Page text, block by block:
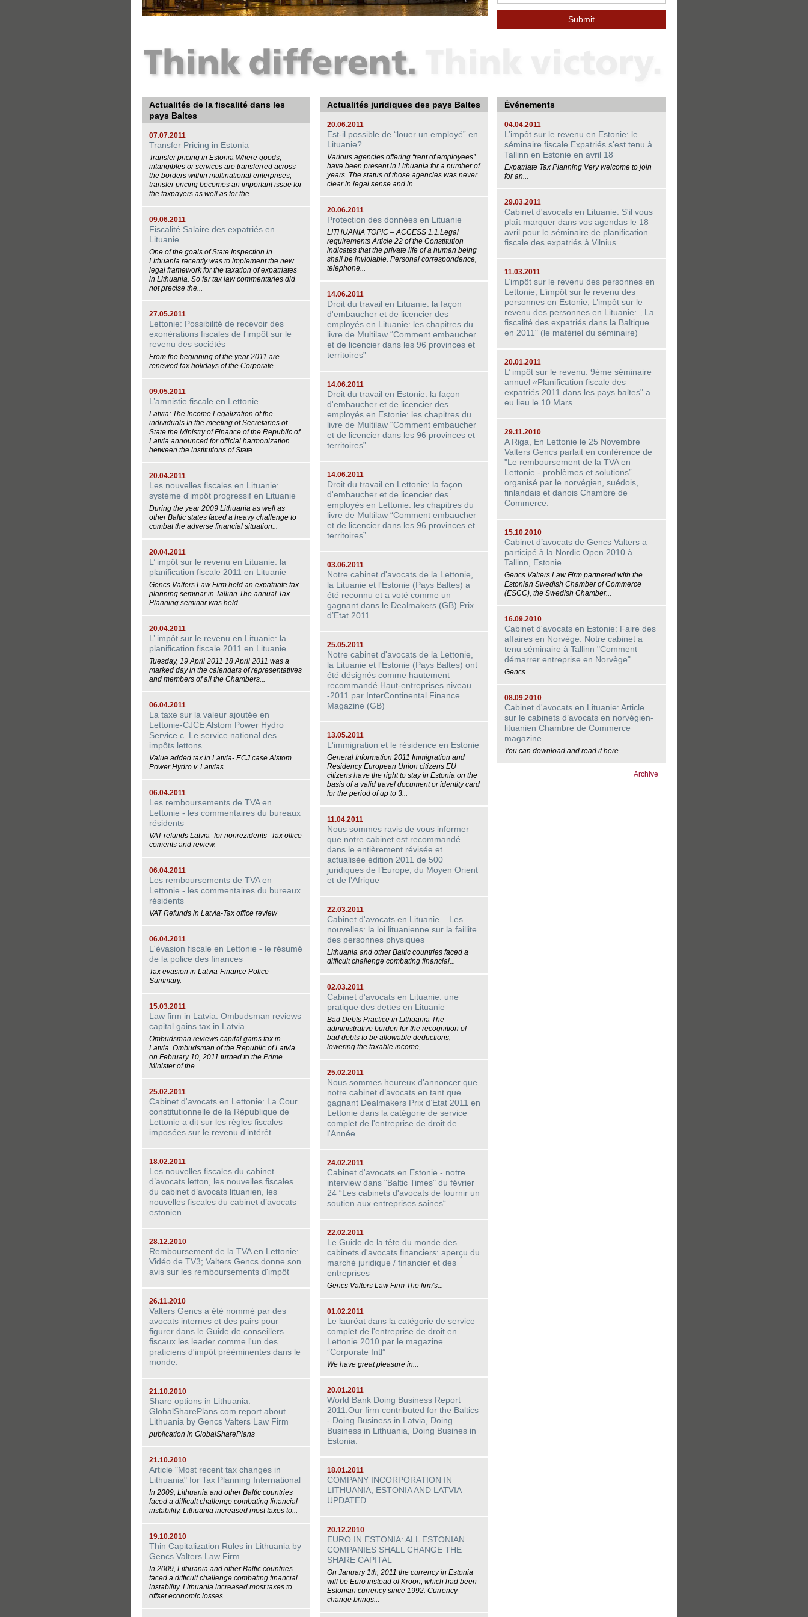
Actualités de la fiscalité dans les
pays Baltes
07.07.2011
Transfer Pricing in Estonia
Transfer pricing in Estonia Where goods,
intangibles or services are transferred across
the borders within multinational enterprises,
transfer pricing becomes an important issue for
the taxpayers as well as for the...
09.06.2011
Fiscalité Salaire des expatriés en
Lituanie
One of the goals of State Inspection in
Lithuania recently was to implement the new
legal framework for the taxation of expatriates
in Lithuania. So far tax law commentaries did
not precise the...
27.05.2011
Lettonie: Possibilité de recevoir des
exonérations fiscales de l'impôt sur le
revenu des sociétés
From the beginning of the year 2011 are
renewed tax holidays of the Corporate...
09.05.2011
L’amnistie fiscale en Lettonie
Latvia: The Income Legalization of the
individuals In the meeting of Secretaries of
State the Ministry of Finance of the Republic of
Latvia announced for official harmonization
between the institutions of State...
20.04.2011
Les nouvelles fiscales en Lituanie:
système d'impôt progressif en Lituanie
During the year 2009 Lithuania as well as
other Baltic states faced a heavy challenge to
combat the adverse financial situation...
20.04.2011
L’ impôt sur le revenu en Lituanie: la
planification fiscale 2011 en Lituanie
Gencs Valters Law Firm held an expatriate tax
planning seminar in Tallinn The annual Tax
Planning seminar was held...
20.04.2011
L’ impôt sur le revenu en Lituanie: la
planification fiscale 2011 en Lituanie
Tuesday, 19 April 2011 18 April 2011 was a
marked day in the calendars of representatives
and members of all the Chambers...
06.04.2011
La taxe sur la valeur ajoutée en
Lettonie-CJCE Alstom Power Hydro
Service c. Le service national des
impôts lettons
Value added tax in Latvia- ECJ case Alstom
Power Hydro v. Latvias...
06.04.2011
Les remboursements de TVA en
Lettonie - les commentaires du bureaux
résidents
VAT refunds Latvia- for nonrezidents- Tax office
coments and review.
06.04.2011
Les remboursements de TVA en
Lettonie - les commentaires du bureaux
résidents
VAT Refunds in Latvia-Tax office review
06.04.2011
L'évasion fiscale en Lettonie - le résumé
de la police des finances
Tax evasion in Latvia-Finance Police
Summary.
15.03.2011
Law firm in Latvia: Ombudsman reviews
capital gains tax in Latvia.
Ombudsman reviews capital gains tax in
Latvia. Ombudsman of the Republic of Latvia
on February 10, 2011 turned to the Prime
Minister of the...
25.02.2011
Cabinet d'avocats en Lettonie: La Cour
constitutionnelle de la République de
Lettonie a dit sur les règles fiscales
imposées sur le revenu d'intérêt
18.02.2011
Les nouvelles fiscales du cabinet
d’avocats letton, les nouvelles fiscales
du cabinet d’avocats lituanien, les
nouvelles fiscales du cabinet d’avocats
estonien
28.12.2010
Remboursement de la TVA en Lettonie:
Vidéo de TV3; Valters Gencs donne son
avis sur les remboursements d'impôt
26.11.2010
Valters Gencs a été nommé par des
avocats internes et des pairs pour
figurer dans le Guide de conseillers
fiscaux les leader comme l'un des
praticiens d'impôt prééminentes dans le
monde.
21.10.2010
Share options in Lithuania:
GlobalSharePlans.com report about
Lithuania by Gencs Valters Law Firm
publication in GlobalSharePlans
21.10.2010
Article "Most recent tax changes in
Lithuania" for Tax Planning International
In 2009, Lithuania and other Baltic countries
faced a difficult challenge combating financial
instability. Lithuania increased most taxes to...
19.10.2010
Thin Capitalization Rules in Lithuania by
Gencs Valters Law Firm
In 2009, Lithuania and other Baltic countries
faced a difficult challenge combating financial
instability. Lithuania increased most taxes to
offset economic losses...
Actualités juridiques des pays Baltes
20.06.2011
Est-il possible de “louer un employé” en
Lituanie?
Various agencies offering “rent of employees”
have been present in Lithuania for a number of
years. The status of those agencies was never
clear in legal sense and in...
20.06.2011
Protection des données en Lituanie
LITHUANIA TOPIC – ACCESS 1.1.Legal
requirements Article 22 of the Constitution
indicates that the private life of a human being
shall be inviolable. Personal correspondence,
telephone...
14.06.2011
Droit du travail en Lituanie: la façon
d'embaucher et de licencier des
employés en Lituanie: les chapitres du
livre de Multilaw “Comment embaucher
et de licencier dans les 96 provinces et
territoires”
14.06.2011
Droit du travail en Estonie: la façon
d'embaucher et de licencier des
employés en Estonie: les chapitres du
livre de Multilaw “Comment embaucher
et de licencier dans les 96 provinces et
territoires”
14.06.2011
Droit du travail en Lettonie: la façon
d'embaucher et de licencier des
employés en Lettonie: les chapitres du
livre de Multilaw “Comment embaucher
et de licencier dans les 96 provinces et
territoires”
03.06.2011
Notre cabinet d'avocats de la Lettonie,
la Lituanie et l'Estonie (Pays Baltes) a
été reconnu et a voté comme un
gagnant dans le Dealmakers (GB) Prix
d’Etat 2011
25.05.2011
Notre cabinet d'avocats de la Lettonie,
la Lituanie et l'Estonie (Pays Baltes) ont
été désignés comme hautement
recommandé Haut-entreprises niveau
-2011 par InterContinental Finance
Magazine (GB)
13.05.2011
L'immigration et le résidence en Estonie
General Information 2011 Immigration and
Residency European Union citizens EU
citizens have the right to stay in Estonia on the
basis of a valid travel document or identity card
for the period of up to 3...
11.04.2011
Nous sommes ravis de vous informer
que notre cabinet est recommandé
dans le entièrement révisée et
actualisée édition 2011 de 500
juridiques de l’Europe, du Moyen Orient
et de l’Afrique
22.03.2011
Cabinet d'avocats en Lituanie – Les
nouvelles: la loi lituanienne sur la faillite
des personnes physiques
Lithuania and other Baltic countries faced a
difficult challenge combating financial...
02.03.2011
Cabinet d'avocats en Lituanie: une
pratique des dettes en Lituanie
Bad Debts Practice in Lithuania The
administrative burden for the recognition of
bad debts to be allowable deductions,
lowering the taxable income,...
25.02.2011
Nous sommes heureux d'annoncer que
notre cabinet d’avocats en tant que
gagnant Dealmakers Prix d’Etat 2011 en
Lettonie dans la catégorie de service
complet de l'entreprise de droit de
l'Année
24.02.2011
Cabinet d'avocats en Estonie - notre
interview dans "Baltic Times" du février
24 “Les cabinets d'avocats de fournir un
soutien aux entreprises saines“
22.02.2011
Le Guide de la tête du monde des
cabinets d'avocats financiers: aperçu du
marché juridique / financier et des
entreprises
Gencs Valters Law Firm The firm's...
01.02.2011
Le lauréat dans la catégorie de service
complet de l'entreprise de droit en
Lettonie 2010 par le magazine
”Corporate Intl”
We have great pleasure in...
20.01.2011
World Bank Doing Business Report
2011.Our firm contributed for the Baltics
- Doing Business in Latvia, Doing
Business in Lithuania, Doing Busines in
Estonia.
18.01.2011
COMPANY INCORPORATION IN
LITHUANIA, ESTONIA AND LATVIA
UPDATED
20.12.2010
EURO IN ESTONIA: ALL ESTONIAN
COMPANIES SHALL CHANGE THE
SHARE CAPITAL
On January 1th, 2011 the currency in Estonia
will be Euro instead of Kroon, which had been
Estonian currency since 1992. Currency
change brings...
Événements
04.04.2011
L’impôt sur le revenu en Estonie: le
séminaire fiscale Expatriés s'est tenu à
Tallinn en Estonie en avril 18
Expatriate Tax Planning Very welcome to join
for an...
29.03.2011
Cabinet d'avocats en Lituanie: S'il vous
plaît marquer dans vos agendas le 18
avril pour le séminaire de planification
fiscale des expatriés à Vilnius.
11.03.2011
L’impôt sur le revenu des personnes en
Lettonie, L’impôt sur le revenu des
personnes en Estonie, L’impôt sur le
revenu des personnes en Lituanie: „ La
fiscalité des expatriés dans la Baltique
en 2011" (le matériel du séminaire)
20.01.2011
L’ impôt sur le revenu: 9ème séminaire
annuel «Planification fiscale des
expatriés 2011 dans les pays baltes" a
eu lieu le 10 Mars
29.11.2010
A Riga, En Lettonie le 25 Novembre
Valters Gencs parlait en conférence de
"Le remboursement de la TVA en
Lettonie - problèmes et solutions”
organisé par le norvégien, suédois,
finlandais et danois Chambre de
Commerce.
15.10.2010
Cabinet d’avocats de Gencs Valters a
participé à la Nordic Open 2010 à
Tallinn, Estonie
Gencs Valters Law Firm partnered with the
Estonian Swedish Chamber of Commerce
(ESCC), the Swedish Chamber...
16.09.2010
Cabinet d'avocats en Estonie: Faire des
affaires en Norvège: Notre cabinet a
tenu séminaire à Tallinn "Comment
démarrer entreprise en Norvège"
Gencs...
08.09.2010
Cabinet d'avocats en Lituanie: Article
sur le cabinets d’avocats en norvégien-
lituanien Chambre de Commerce
magazine
You can download and read it here
Archive